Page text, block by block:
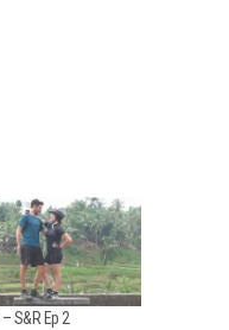
S&R Ep 2